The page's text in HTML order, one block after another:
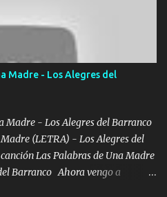
Aquí Pura GENTE DE LA RANA 🐸
CIUDAD TIJUANA Música Al
a cualquier necesidad no porque
al andar y nunca con la
Cuando ando de enamorado
Madre - Los Alegres del
Madre - Los Alegres del Barranco
(LETRA) - Los Alegres del
Las Palabras de Una Madre
Barranco Ahora vengo a